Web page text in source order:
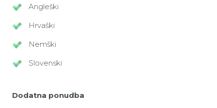
Angleški
Hrvaški
Nemški
Slovenski
Dodatna ponudba